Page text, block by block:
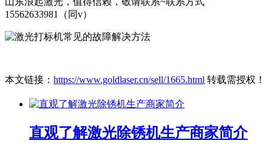
15562633981（同v）
本文链接： https://www.goldlaser.cn/sell/1665.html 转载需授权！
直观了解激光除锈机生产商家简介